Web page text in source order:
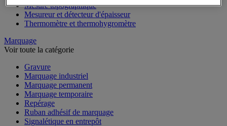
Mesure topographique
Mesureur et détecteur d'épaisseur
Thermomètre et thermohygromètre
Marquage
Voir toute la catégorie
Gravure
Marquage industriel
Marquage permanent
Marquage temporaire
Repérage
Ruban adhésif de marquage
Signalétique en entrepôt